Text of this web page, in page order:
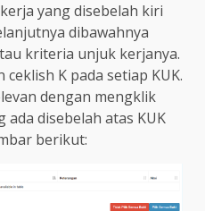
yang disebelah kiri
dibawahnya
kriteria unjuk kerjanya.
K pada setiap KUK.
dengan mengklik
disebelah atas KUK
berikut: